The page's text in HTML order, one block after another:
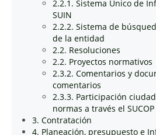
2.2.1. Sistema Único de
SUIN
2.2.2. Sistema de
de la entidad
2.2. Resoluciones
2.2. Proyectos normativos
2.3.2. Comentarios y
comentarios
2.3.3. Participación
normas a través el SUCOP
3. Contratación
4. Planeación, presupuesto e